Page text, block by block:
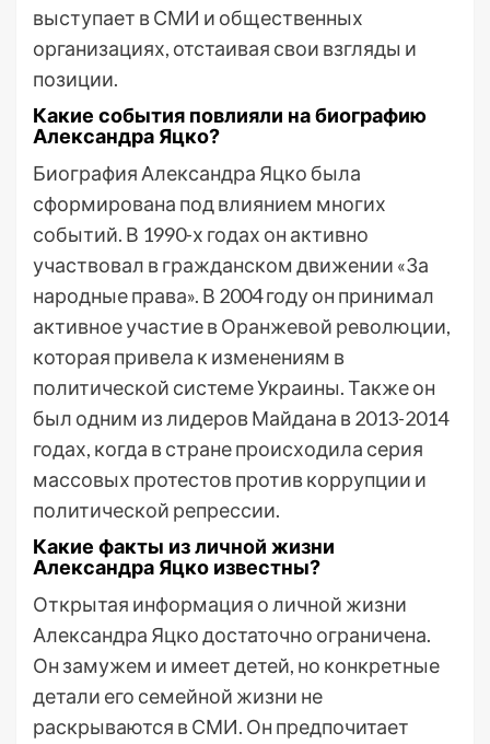
выступает в СМИ и общественных
организациях, отстаивая свои взгляды и
позиции.
Какие события повлияли на биографию
Александра Яцко?
Биография Александра Яцко была
сформирована под влиянием многих
событий. В 1990-х годах он активно
участвовал в гражданском движении «За
народные права». В 2004 году он принимал
активное участие в Оранжевой революции,
которая привела к изменениям в
политической системе Украины. Также он
был одним из лидеров Майдана в 2013-2014
годах, когда в стране происходила серия
массовых протестов против коррупции и
политической репрессии.
Какие факты из личной жизни
Александра Яцко известны?
Открытая информация о личной жизни
Александра Яцко достаточно ограничена.
Он замужем и имеет детей, но конкретные
детали его семейной жизни не
раскрываются в СМИ. Он предпочитает